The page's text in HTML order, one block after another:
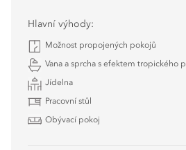
Hlavní výhody:
Možnost propojených pokojů
Vana a sprcha s efektem tropického
Jídelna
Pracovní stůl
Obývací pokoj